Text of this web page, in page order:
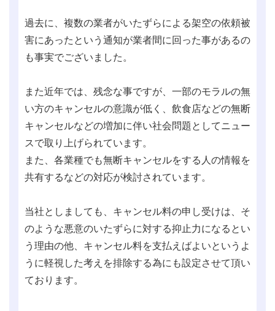
過去に、複数の業者がいたずらによる架空の依頼被
害にあったという通知が業者間に回った事があるの
も事実でございました。
また近年では、残念な事ですが、一部のモラルの無
い方のキャンセルの意識が低く、飲食店などの無断
キャンセルなどの増加に伴い社会問題としてニュー
スで取り上げられています。
また、各業種でも無断キャンセルをする人の情報を
共有するなどの対応が検討されています。
当社としましても、キャンセル料の申し受けは、そ
のような悪意のいたずらに対する抑止力になるとい
う理由の他、キャンセル料を支払えばよいというよ
うに軽視した考えを排除する為にも設定させて頂い
ております。